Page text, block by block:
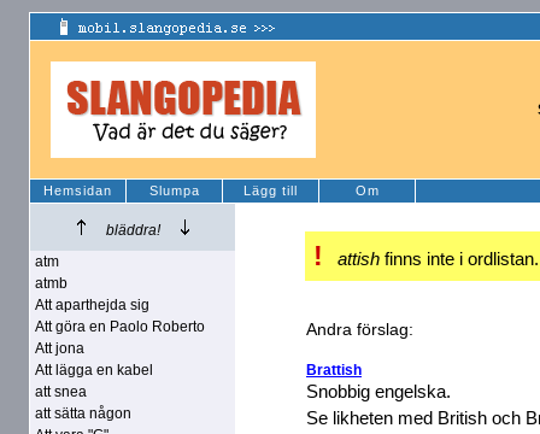
Hemsidan Slumpa Lägg till Om
bläddra!
atm
atmb
Att aparthejda sig
Att göra en Paolo Roberto
Att jona
Att lägga en kabel
att snea
att sätta någon
! attish finns inte i
Andra förslag:
Brattish
Snobbig engelska.
Se likheten med British och